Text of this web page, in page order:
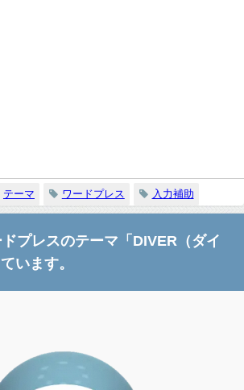
テーマ ワードプレス 入力補助
プレスのテーマ「DIVER（ダイ
います。